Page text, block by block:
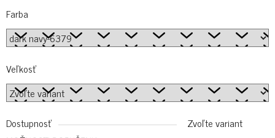
Farba
Veľkosť
Dostupnosť
Zvoľte variant